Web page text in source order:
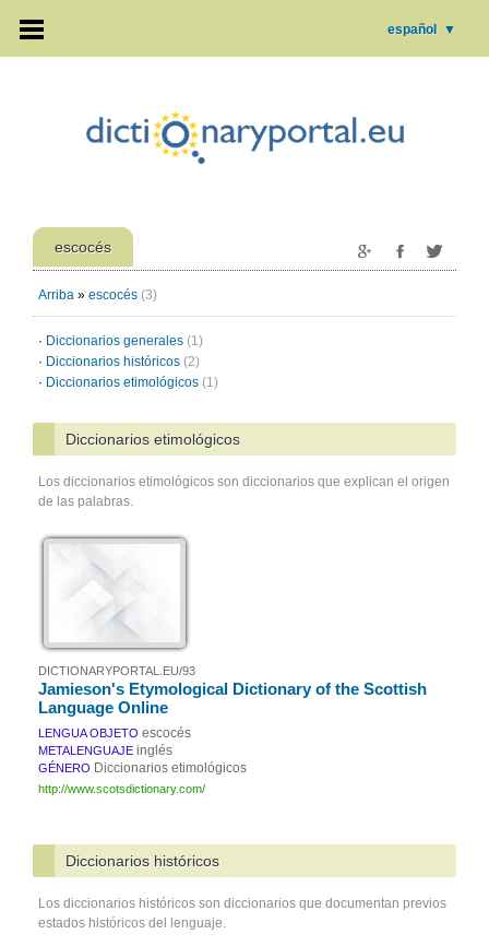
español ▼
escocés
Arriba » escocés (3)
· Diccionarios generales (1)
· Diccionarios históricos (2)
· Diccionarios etimológicos (1)
Diccionarios etimológicos
Los diccionarios etimológicos son diccionarios que explican el origen
de las palabras.
DICTIONARYPORTAL.EU/93
Jamieson's Etymological Dictionary of the Scottish
Language Online
LENGUA OBJETO escocés
METALENGUAJE inglés
GÉNERO Diccionarios etimológicos
http://www.scotsdictionary.com/
Diccionarios históricos
Los diccionarios históricos son diccionarios que documentan previos
estados históricos del lenguaje.